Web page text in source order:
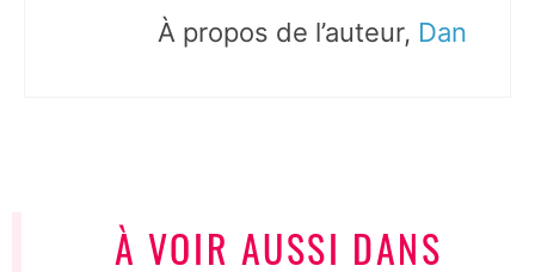
À propos de l’auteur, Dan
À VOIR AUSSI DANS